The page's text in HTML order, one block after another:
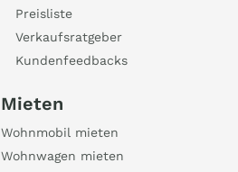
Preisliste
Verkaufsratgeber
Kundenfeedbacks
Mieten
Wohnmobil mieten
Wohnwagen mieten